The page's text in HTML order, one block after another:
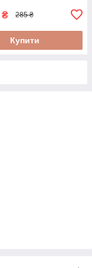
₴ 285 ₴
Купити